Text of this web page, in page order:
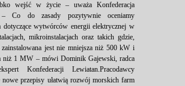
wejść w życie – uważa Konfederacja
– Co do zasady pozytywnie oceniamy
dotyczące wytwórców energii elektrycznej w
mikroinstalacjach oraz takich gdzie,
zainstalowana jest nie mniejsza niż 500 kW i
niż 1 MW – mówi Dominik Gajewski, radca
Konfederacji Lewiatan.Pracodawcy
nowe przepisy ułatwią rozwój morskich farm